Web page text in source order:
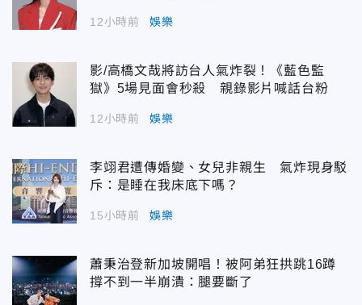
12小時前 娛樂
影/高橋文哉將訪台人氣炸裂！《藍色監
獄》5場見面會秒殺 親錄影片喊話台粉
12小時前 娛樂
李翊君遭傳婚變、女兒非親生 氣炸現身駁
斥：是睡在我床底下嗎？
15小時前 娛樂
蕭秉治登新加坡開唱！被阿弟狂拱跳16蹲
撐不到一半崩潰：腿要斷了